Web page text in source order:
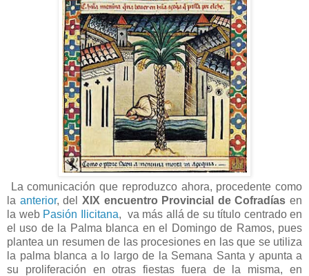
La comunicación que reproduzco ahora, procedente como
la anterior, del XIX encuentro Provincial de Cofradías en
la web Pasión Ilicitana, va más allá de su título centrado en
el uso de la Palma blanca en el Domingo de Ramos, pues
plantea un resumen de las procesiones en las que se utiliza
la palma blanca a lo largo de la Semana Santa y apunta a
su proliferación en otras fiestas fuera de la misma, en